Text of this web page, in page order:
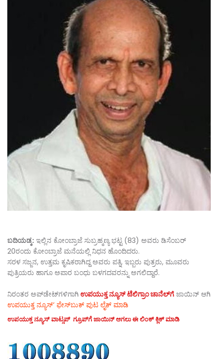
ಬದಿಯಡ್ಕ: ಇಲ್ಲಿನ ಕೋಂಬ್ರಾಜೆ ಸುಬ್ರಹ್ಮಣ್ಯ ಭಟ್ಟ (83) ಅವರು ಡಿಸೆಂಬರ್
20ರಂದು ಕೋಂಬ್ರಾಜೆ ಮನೆಯಲ್ಲಿ ನಿಧನ ಹೊಂದಿದರು.
ಸರಳ ಸಜ್ಜನ, ಉತ್ತಮ ಕೃಷಿಕರಾಗಿದ್ದ ಅವರು ಪತ್ನಿ, ಇಬ್ಬರು ಪುತ್ರರು, ಮೂವರು
ಪುತ್ರಿಯರು ಹಾಗೂ ಅಪಾರ ಬಂಧು ಬಳಗದವರನ್ನು ಅಗಲಿದ್ದಾರೆ.
ನಿರಂತರ ಅಪ್‌ಡೇಟ್‌ಗಳಿಗಾಗಿ ಉಪಯುಕ್ತ ನ್ಯೂಸ್‌ ಟೆಲಿಗ್ರಾಂ ಚಾನೆಲ್‌ಗೆ ಜಾಯಿನ್‌ ಆಗಿ
ಉಪಯುಕ್ತ ನ್ಯೂಸ್‌’ ಫೇಸ್‌ಬುಕ್ ಪುಟ ಲೈಕ್ ಮಾಡಿ
ಉಪಯುಕ್ತ ನ್ಯೂಸ್‌ ವಾಟ್ಸಪ್‌ ಗ್ರೂಪ್‌ಗೆ ಜಾಯಿನ್ ಆಗಲು ಈ ಲಿಂಕ್ ಕ್ಲಿಕ್ ಮಾಡಿ